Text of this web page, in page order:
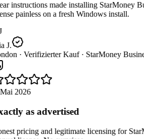
instructions made installing StarMoney
painless on a fresh Windows install.
J.
· Verifizierter Kauf · StarMoney
2026
as advertised
pricing and legitimate licensing for